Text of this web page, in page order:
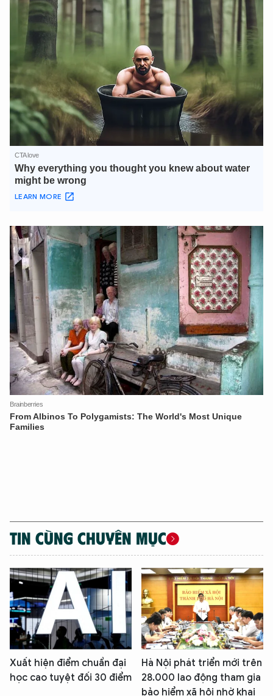
TIN CÙNG CHUYÊN MỤC
Xuất hiện điểm chuẩn đại
học cao tuyệt đối 30 điểm
Hà Nội phát triển mới trên
28.000 lao động tham gia
bảo hiểm xã hội nhờ khai